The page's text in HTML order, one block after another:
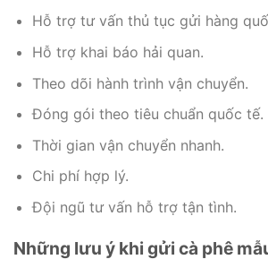
Hỗ trợ tư vấn thủ tục gửi hàng
Hỗ trợ khai báo hải quan.
Theo dõi hành trình vận chuyển.
Đóng gói theo tiêu chuẩn quốc tế.
Thời gian vận chuyển nhanh.
Chi phí hợp lý.
Đội ngũ tư vấn hỗ trợ tận tình.
Những lưu ý khi gửi cà phê